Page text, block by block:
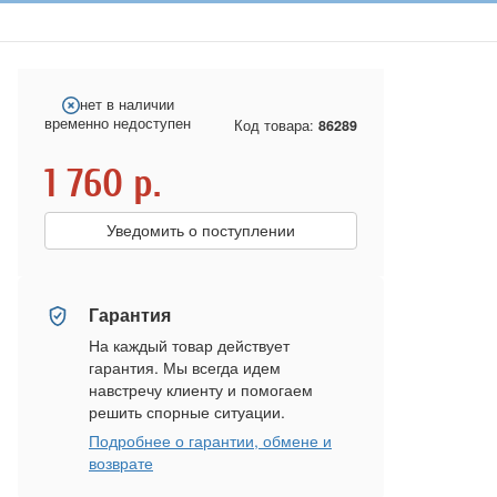
нет в наличии
временно недоступен
Код товара: 86289
1 760 р.
Уведомить о поступлении
Гарантия
На каждый товар действует
гарантия. Мы всегда идем
навстречу клиенту и помогаем
решить спорные ситуации.
Подробнее о гарантии, обмене и
возврате